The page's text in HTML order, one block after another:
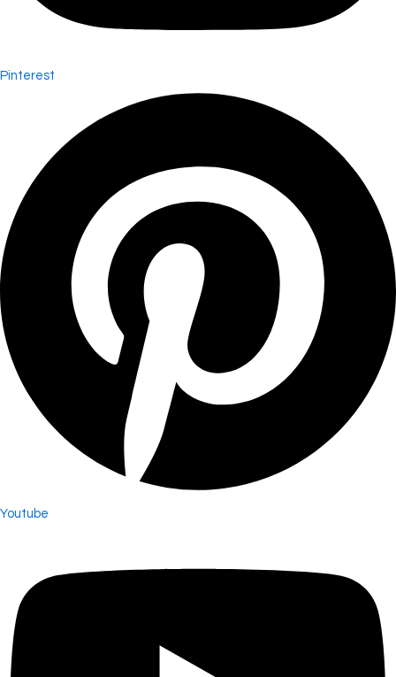
Pinterest
Youtube